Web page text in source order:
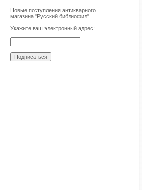
Новые поступления антикварного
магазина "Русский библиофил"
Укажите ваш электронный адрес: